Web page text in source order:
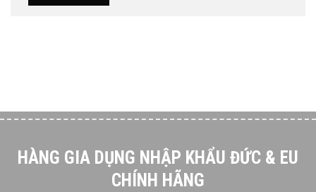
HÀNG GIA DỤNG NHẬP KHẨU ĐỨC & EU
CHÍNH HÃNG